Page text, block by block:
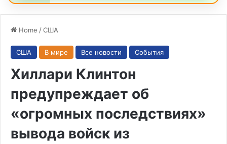
Home /США
США В мире Все новости События
Хиллари Клинтон
предупреждает об
«огромных последствиях»
вывода войск из